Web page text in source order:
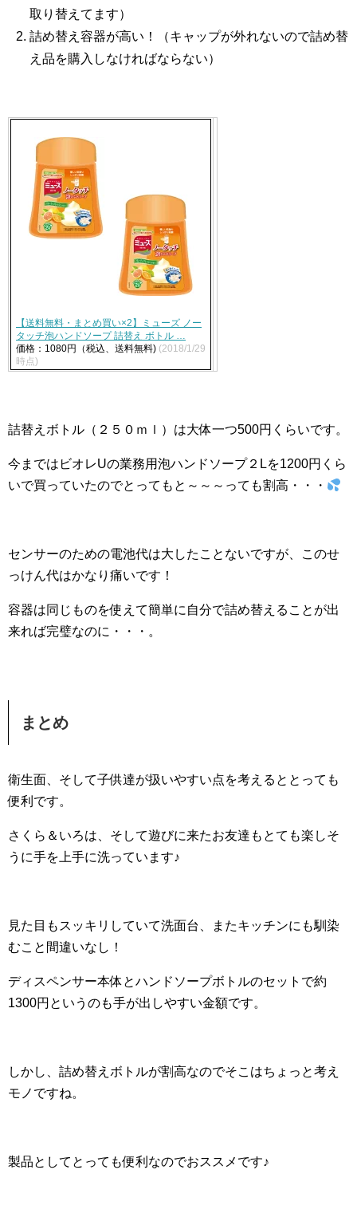
取り替えてます）
詰め替え容器が高い！（キャップが外れないので詰め替
え品を購入しなければならない）
【送料無料・まとめ買い×2】ミューズ ノー
タッチ泡ハンドソープ 詰替え ボトル …
価格：1080円（税込、送料無料) (2018/1/29
時点)
詰替えボトル（２５０ｍｌ）は大体一つ500円くらいです。
今まではビオレUの業務用泡ハンドソープ２Lを1200円くら
いで買っていたのでとってもと～～～っても割高・・・
センサーのための電池代は大したことないですが、このせ
っけん代はかなり痛いです！
容器は同じものを使えて簡単に自分で詰め替えることが出
来れば完璧なのに・・・。
まとめ
衛生面、そして子供達が扱いやすい点を考えるととっても
便利です。
さくら＆いろは、そして遊びに来たお友達もとても楽しそ
うに手を上手に洗っています♪
見た目もスッキリしていて洗面台、またキッチンにも馴染
むこと間違いなし！
ディスペンサー本体とハンドソープボトルのセットで約
1300円というのも手が出しやすい金額です。
しかし、詰め替えボトルが割高なのでそこはちょっと考え
モノですね。
製品としてとっても便利なのでおススメです♪